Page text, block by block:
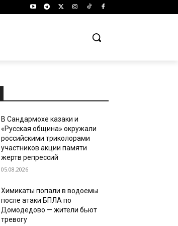
В Сандармохе казаки и
«Русская община» окружали
российскими триколорами
участников акции памяти
жертв репрессий
05.08.2026
Химикаты попали в водоемы
после атаки БПЛА по
Домодедово — жители бьют
тревогу